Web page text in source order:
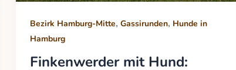
Bezirk Hamburg-Mitte, Gassirunden, Hunde in
Hamburg
Finkenwerder mit Hund: